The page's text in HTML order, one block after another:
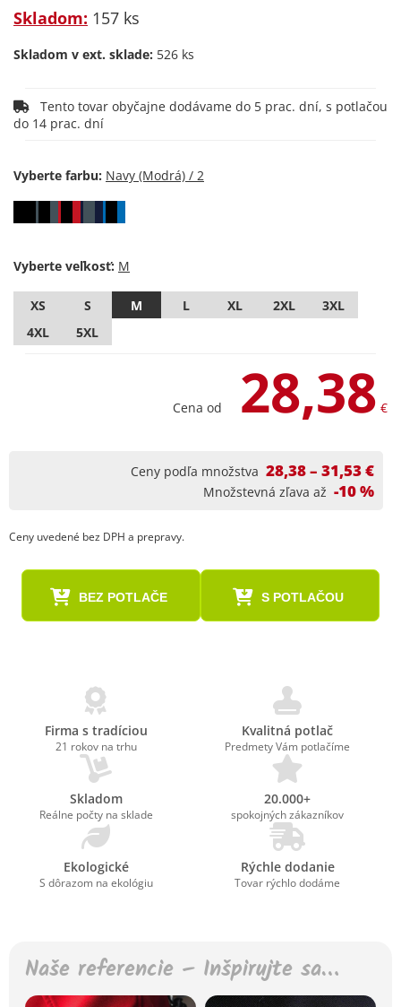
Skladom: 157 ks
Skladom v ext. sklade: 526 ks
do 14 prac. dní
Vyberte farbu:
Vyberte veľkosť:
XS S M L XL 2XL
3XL
4XL
5XL
Cena od 28,38 €
Ceny podľa množstva 28,38 – 31,53 €
Množstevná zľava až -10 %
Ceny uvedené bez DPH a prepravy.
BEZ POTLAČE S POTLAČOU
Firma s tradíciou
21 rokov na trhu
Kvalitná potlač
Predmety Vám potlačíme
Skladom
Reálne počty na sklade
20.000+
spokojných zákazníkov
Ekologické
S dôrazom na ekológiu
Rýchle dodanie
Tovar rýchlo dodáme
Naše referencie – Inšpirujte sa…